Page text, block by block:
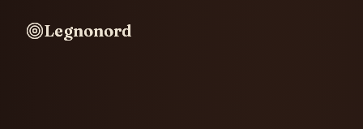
Legnonord
Legnonord